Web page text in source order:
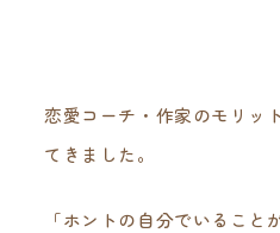
恋愛コーチ・作家のモリッ
てきました。
「ホントの自分でいるこ